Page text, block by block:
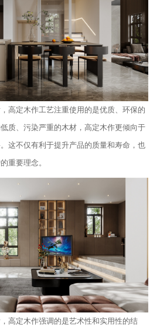
高定木作工艺注重使用的是优质、环保的
质、污染严重的木材，高定木作更倾向于
这不仅有利于提升产品的质量和寿命，也
重要理念。
高定木作强调的是艺术性和实用性的结